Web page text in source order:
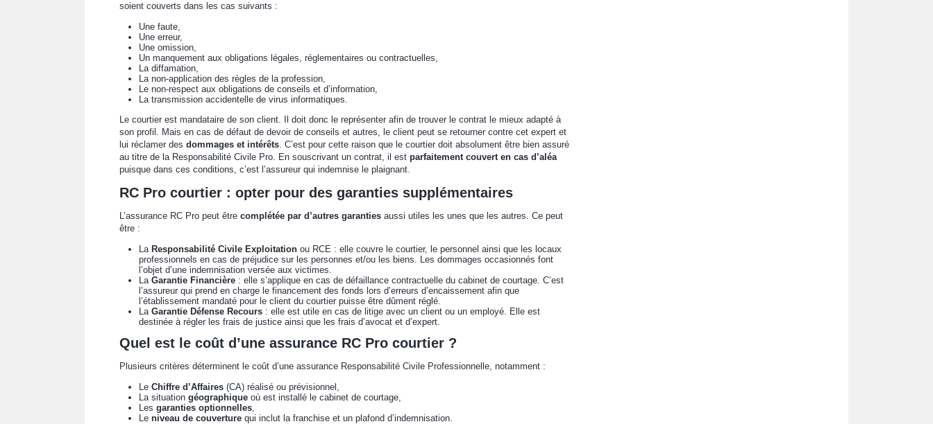
soient couverts dans les cas suivants :
Une faute,
Une erreur,
Une omission,
Un manquement aux obligations légales, réglementaires ou contractuelles,
La diffamation,
La non-application des règles de la profession,
Le non-respect aux obligations de conseils et d’information,
La transmission accidentelle de virus informatiques.
Le courtier est mandataire de son client. Il doit donc le représenter afin de trouver le contrat le mieux adapté à
son profil. Mais en cas de défaut de devoir de conseils et autres, le client peut se retourner contre cet expert et
lui réclamer des dommages et intérêts. C’est pour cette raison que le courtier doit absolument être bien assuré
au titre de la Responsabilité Civile Pro. En souscrivant un contrat, il est parfaitement couvert en cas d’aléa
puisque dans ces conditions, c’est l’assureur qui indemnise le plaignant.
RC Pro courtier : opter pour des garanties supplémentaires
L’assurance RC Pro peut être complétée par d’autres garanties aussi utiles les unes que les autres. Ce peut
être :
La Responsabilité Civile Exploitation ou RCE : elle couvre le courtier, le personnel ainsi que les locaux
professionnels en cas de préjudice sur les personnes et/ou les biens. Les dommages occasionnés font
l’objet d’une indemnisation versée aux victimes.
La Garantie Financière : elle s’applique en cas de défaillance contractuelle du cabinet de courtage. C’est
l’assureur qui prend en charge le financement des fonds lors d’erreurs d’encaissement afin que
l’établissement mandaté pour le client du courtier puisse être dûment réglé.
La Garantie Défense Recours : elle est utile en cas de litige avec un client ou un employé. Elle est
destinée à régler les frais de justice ainsi que les frais d’avocat et d’expert.
Quel est le coût d’une assurance RC Pro courtier ?
Plusieurs critères déterminent le coût d’une assurance Responsabilité Civile Professionnelle, notamment :
Le Chiffre d’Affaires (CA) réalisé ou prévisionnel,
La situation géographique où est installé le cabinet de courtage,
Les garanties optionnelles,
Le niveau de couverture qui inclut la franchise et un plafond d’indemnisation.